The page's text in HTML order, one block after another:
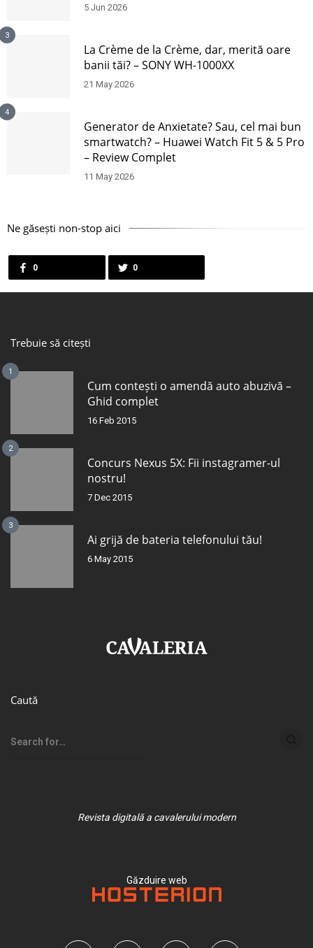
5 Jun 2026
3
La Crème de la Crème, dar, merită oare
banii tăi? – SONY WH-1000XX
21 May 2026
4
Generator de Anxietate? Sau, cel mai bun
smartwatch? – Huawei Watch Fit 5 & 5 Pro
– Review Complet
11 May 2026
Ne găsești non-stop aici
0 0
Trebuie să citești
1
Cum contești o amendă auto abuzivă –
Ghid complet
16 Feb 2015
2
Concurs Nexus 5X: Fii instagramer-ul
nostru!
7 Dec 2015
3
Ai grijă de bateria telefonului tău!
6 May 2015
Caută
Revista digitală a cavalerului modern
Găzduire web